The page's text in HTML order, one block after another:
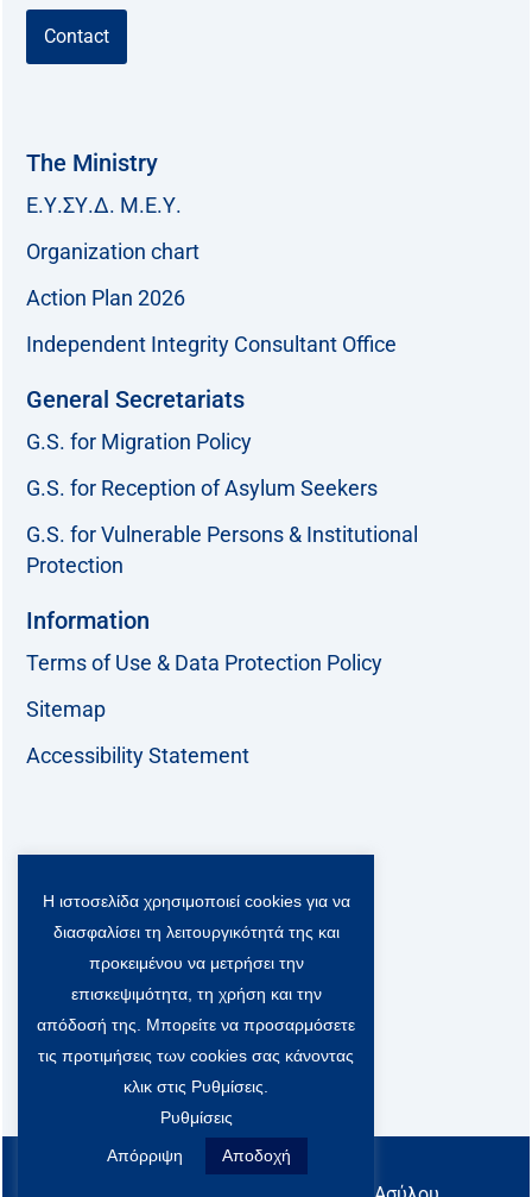
Contact
The Ministry
Ε.Υ.ΣΥ.Δ. Μ.Ε.Υ.
Organization chart
Action Plan 2026
Independent Integrity Consultant Office
General Secretariats
G.S. for Migration Policy
G.S. for Reception of Asylum Seekers
G.S. for Vulnerable Persons & Institutional
Protection
Information
Terms of Use & Data Protection Policy
Sitemap
Accessibility Statement
F
a
o
k
T
w
i
t
t
e
r
-
x
c
L
i
n
k
e
d
i
n
Y
o
u
t
u
b
e
Viber Community:
All rights reserved
Η ιστοσελίδα χρησιμοποιεί cookies για να
διασφαλίσει τη λειτουργικότητά της και
προκειμένου να μετρήσει την
επισκεψιμότητα, τη χρήση και την
απόδοσή της. Μπορείτε να προσαρμόσετε
τις προτιμήσεις των cookies σας κάνοντας
κλικ στις Ρυθμίσεις.
Ρυθμίσεις
Απόρριψη Αποδοχή